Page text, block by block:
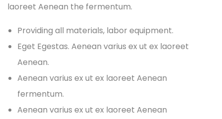
laoreet Aenean the fermentum.
Providing all materials, labor equipment.
Eget Egestas. Aenean varius ex ut ex laoreet
Aenean.
Aenean varius ex ut ex laoreet Aenean
fermentum.
Aenean varius ex ut ex laoreet Aenean